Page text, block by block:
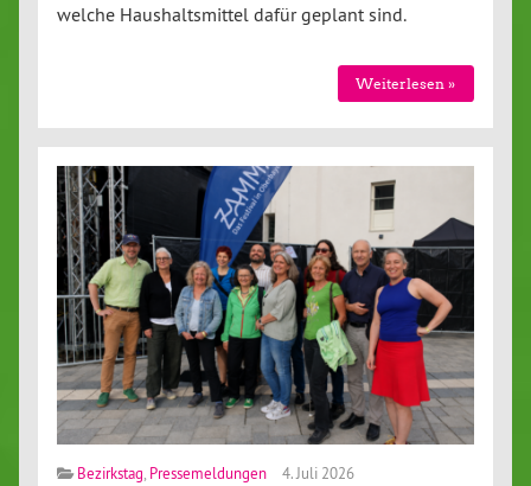
welche Haushaltsmittel dafür geplant sind.
Weiterlesen »
Bezirkstag Pressemeldungen 4. Juli 2026